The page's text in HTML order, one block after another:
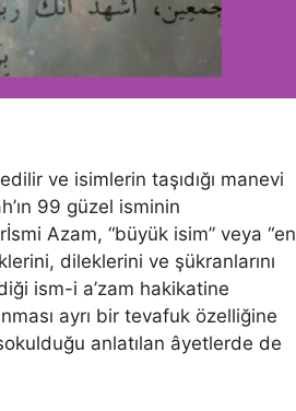
ve isimlerin taşıdığı manevi
99 güzel isminin
Azam, “büyük isim” veya “en
dileklerini ve şükranlarını
ism-i a’zam hakikatine
ayrı bir tevafuk özelliğine
anlatılan âyetlerde de